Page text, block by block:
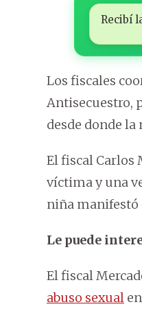
Recibí
Los fiscales
Antisecuestro,
desde donde
El fiscal Carlos
víctima y una
niña manifestó
Le puede
El fiscal
abuso sexual